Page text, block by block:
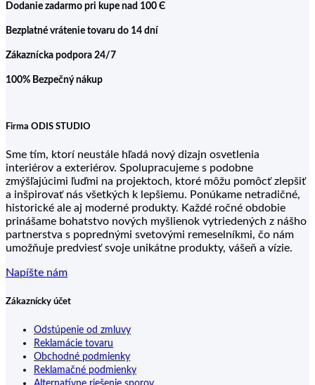
Dodanie zadarmo pri kupe nad 100 Є
Bezplatné vrátenie tovaru do 14 dní
Zákaznícka podpora 24/7
100% Bezpečný nákup
Firma ODIS STUDIO
Sme tím, ktorí neustále hľadá nový dizajn osvetlenia
interiérov a exteriérov. Spolupracujeme s podobne
zmýšľajúcimi ľuďmi na projektoch, ktoré môžu pomôcť zlepšiť
a inšpirovať nás všetkých k lepšiemu. Ponúkame netradičné,
historické ale aj moderné produkty. Každé ročné obdobie
prinášame bohatstvo nových myšlienok vytriedených z nášho
partnerstva s poprednými svetovými remeselníkmi, čo nám
umožňuje predviesť svoje unikátne produkty, vášeň a vízie.
Napíšte nám
Zákaznícky účet
Odstúpenie od zmluvy
Reklamácie tovaru
Obchodné podmienky
Reklamačné podmienky